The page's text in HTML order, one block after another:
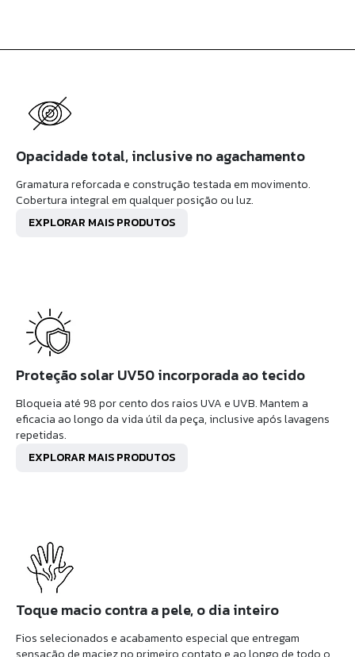
Opacidade total, inclusive no agachamento
Gramatura reforcada e construção testada em movimento.
Cobertura integral em qualquer posição ou luz.
EXPLORAR MAIS PRODUTOS
Proteção solar UV50 incorporada ao tecido
Bloqueia até 98 por cento dos raios UVA e UVB. Mantem a
eficacia ao longo da vida útil da peça, inclusive após lavagens
repetidas.
EXPLORAR MAIS PRODUTOS
Toque macio contra a pele, o dia inteiro
Fios selecionados e acabamento especial que entregam